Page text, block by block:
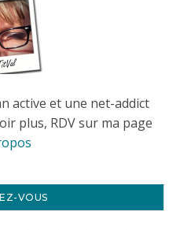
active et une net-addict
plus, RDV sur ma page
VOUS